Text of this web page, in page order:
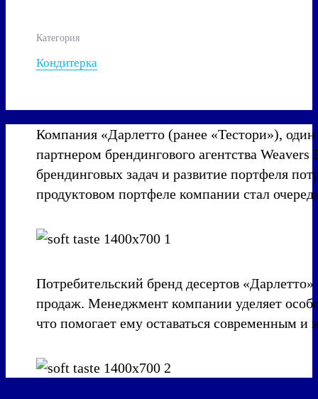
Категория
Кондитерка
Компания «Дарлетто (ранее «Тестори»),
партнером брендингового агентства
брендинговых задач и развитие портфеля
продуктовом портфеле компании стал
Потребительский бренд десертов
продаж. Менеджмент компании уделяет
что помогает ему оставаться современным